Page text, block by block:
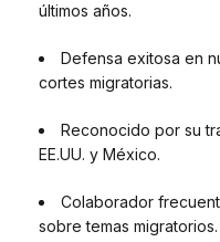
últimos años.
Defensa exitosa en
cortes migratorias.
Reconocido por su
EE.UU. y México.
Colaborador
sobre temas migratorios.